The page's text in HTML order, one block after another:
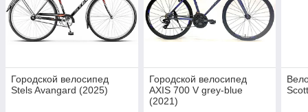
Городской велосипед
Stels Avangard (2025)
Городской велосипед
AXIS 700 V grey-blue
(2021)